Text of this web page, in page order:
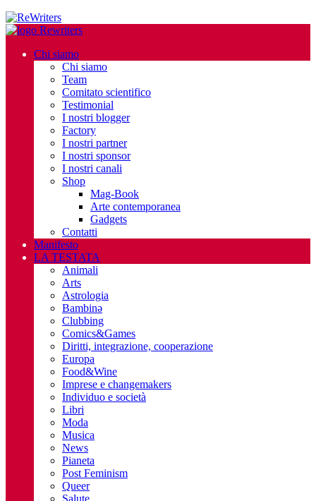
Chi siamo
Chi siamo
Team
Comitato scientifico
Testimonial
I nostri blogger
Factory
I nostri partner
I nostri sponsor
I nostri canali
Shop
Mag-Book
Arte contemporanea
Gadgets
Contatti
Manifesto
LA TESTATA
Animali
Arts
Astrologia
Bambinə
Clubbing
Comics&Games
Diritti, integrazione, cooperazione
Europa
Food&Wine
Imprese e changemakers
Individuo e società
Libri
Moda
Musica
News
Pianeta
Post Feminism
Queer
Salute